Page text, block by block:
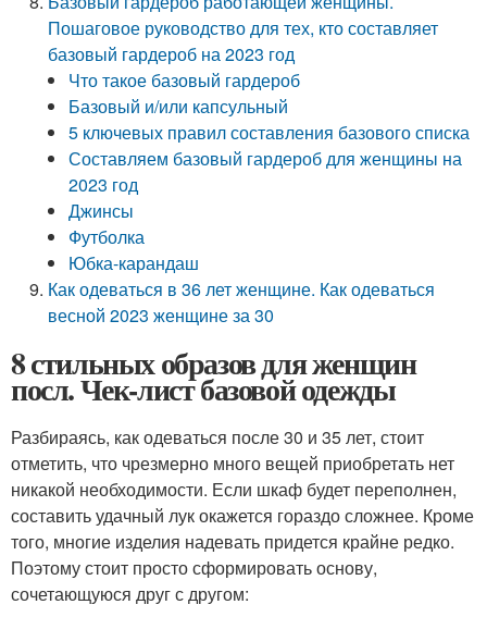
Пошаговое руководство для тех, кто составляет
базовый гардероб на 2023 год
Что такое базовый гардероб
Базовый и/или капсульный
5 ключевых правил составления базового списка
Составляем базовый гардероб для женщины на
2023 год
Джинсы
Футболка
Юбка-карандаш
Как одеваться в 36 лет женщине. Как одеваться
весной 2023 женщине за 30
8 стильных образов для женщин
посл. Чек-лист базовой одежды
Разбираясь, как одеваться после 30 и 35 лет, стоит
отметить, что чрезмерно много вещей приобретать нет
никакой необходимости. Если шкаф будет переполнен,
составить удачный лук окажется гораздо сложнее. Кроме
того, многие изделия надевать придется крайне редко.
Поэтому стоит просто сформировать основу,
сочетающуюся друг с другом: